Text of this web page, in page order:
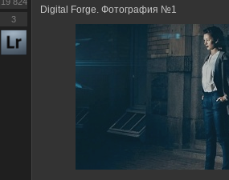
Digital Forge. Фотография №1
3